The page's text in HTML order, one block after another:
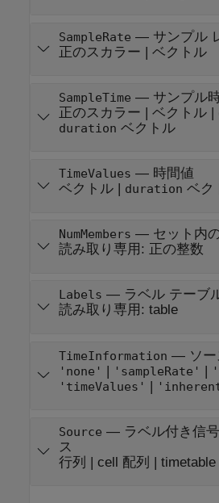
SampleRate — サンプル
正のスカラー | ベクトル
SampleTime — サンプル
正のスカラー | ベクトル|
duration ベクトル
TimeValues — 時間値
ベクトル| duration ベク
NumMembers — セット内
読み取り専用: 正の整数
Labels — ラベル テーブ
読み取り専用: table
TimeInformation — ソ
'none' | 'sampleRate' |
'timeValues' |
Source — ラベル付き信
ス
行列 | cell 配列 | timetable